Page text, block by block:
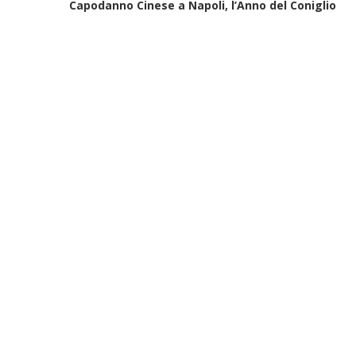
Capodanno Cinese a Napoli, l’Anno del Coniglio